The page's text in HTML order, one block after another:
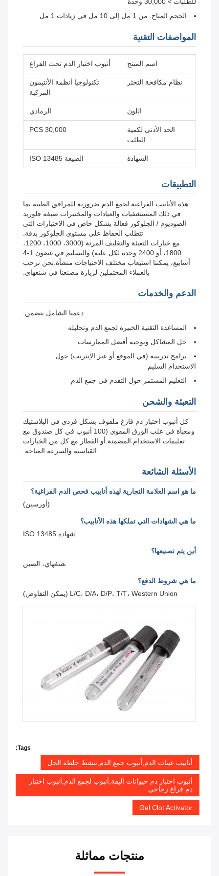
للطلبات > 30,000 وحدة
الحجم المتاح: من 1 مل إلى 10 مل في زيادات 1 مل
المواصفات التقنية
اسم المنتج أنبوب اختبار الدم تحت الفراغ
نظام مكافحة التخثر
تكنولوجيا أنظمة الأنتيمون
المركبة
اللون الرمادي
الحد الأدنى لكمية
الطلب
30,000 PCS
الشهادة الصيغة ISO 13485
التطبيقات
هذه الأنابيب الفراغية لجمع الدم ضرورية للمرافق الطبية بما
في ذلك المستشفيات والعيادات والمختبرات.صيغة فلوريد
الصوديوم / الجلوكوز فعالة بشكل خاص في الاختبارات التي
تتطلب الحفاظ على مستوى الجلوكوز بدقة.
مع خيارات التعبئة والتغليف المرنة (3000، 1000، 1200،
1800، أو 2400 وحدة لكل علبة) والتسليم في غضون 1-4
أسابيع، يمكننا استيعاب مختلف الاحتياجات منشأة.نحن نرحب
بالعملاء المحتملين لزيارة مصنعنا في شنغهاي.
الدعم والخدمات
دعمنا الشامل يتضمن:
المساعدة التقنية الخبيرة لجمع الدم وتحليله
حل المشاكل وتوجيه أفضل الممارسات
برامج تدريبية (في الموقع أو عبر الإنترنت) حول
الاستخدام السليم
التعليم المستمر حول التقدم في جمع الدم
التعبئة والشحن
كل أنبوب اختبار دم فارغ ملفوف بشكل فردي في البلاستيك
ومعبأة في علب الورق المقوى (100 أنبوب في كل صندوق مع
تعليمات الاستخدام المضمنة.أو القطار مع كل من الخيارات
القياسية والسرعة المتاحة.
الأسئلة الشائعة
ما هو اسم العلامة التجارية لهذه أنابيب فحص الدم الفراغية؟
(أورسين)
ما هي الشهادات التي تملكها هذه الأنابيب؟
شهادة ISO 13485
أين يتم تصنيعها؟
شنغهاي، الصين
ما هي شروط الدفع؟
L/C، D/A، D/P، T/T، Western Union (يمكن التفاوض)
Tags:
أنابيب عينات الدم,أنبوب جمع الدم,تنشط جلطة الجل
أنبوب اختبار دم حيوانات أليفة,أنبوب لجمع الدم,أنبوب اختبار
دم فراغ زجاجي
Gel Clot Activator
منتجات مماثلة